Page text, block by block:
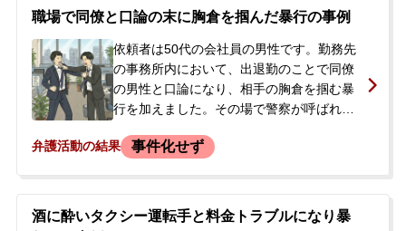
捕の連絡を受けたご家族が、本人の早期釈
放を強く望み、当事務所にご相談されまし
た。
職場で同僚と口論の末に胸倉を掴んだ暴行の事例
依頼者は50代の会社員の男性です。勤務先
の事務所内において、出退勤のことで同僚
の男性と口論になり、相手の胸倉を掴む暴
行を加えました。その場で警察が呼ばれ、
では被害者は被害届を出さない意向でした
言われるがままに約54万円を支払いまし
た。しかし、その後も被害者からの金銭要
弁護活動の結果 事件化せず
酒に酔いタクシー運転手と料金トラブルになり暴